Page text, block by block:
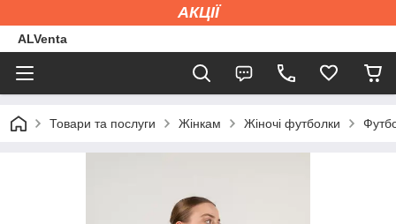
АКЦІЇ
ALVenta
Товари та послуги Жінкам Жіночі футболки